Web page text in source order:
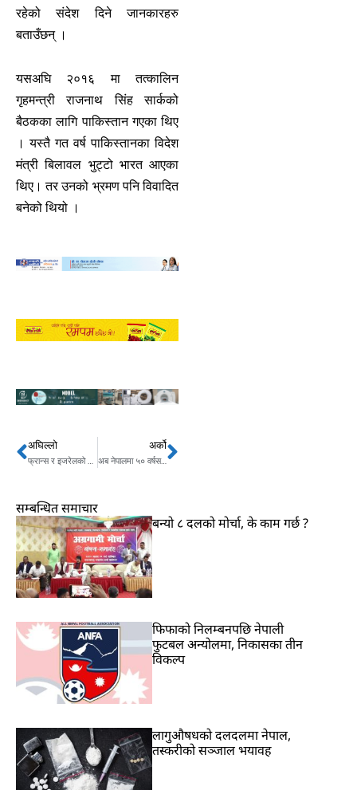
रहेको संदेश दिने जानकारहरु
बताउँछन् ।
यसअघि २०१६ मा तत्कालिन
गृहमन्त्री राजनाथ सिंह सार्कको
बैठकका लागि पाकिस्तान गएका थिए
। यस्तै गत वर्ष पाकिस्तानका विदेश
मंत्री बिलावल भुट्टो भारत आएका
थिए। तर उनको भ्रमण पनि विवादित
बनेको थियो ।
Prev
अघिल्लो
फ्रान्स र इजरेलको सम्बन्ध बिग्रियो, म्याक्रोनसँग नेतन्याहु भड्किए
अर्को
अब नेपालमा ५० वर्षसम्म एयरहोस्टेज, विश्वकै बृद्ध एयर होस्टेजको हुन् ?Next
सम्बन्धित समाचार
बन्यो ८ दलको मोर्चा, के काम गर्छ ?
फिफाको निलम्बनपछि नेपाली
फुटबल अन्योलमा, निकासका तीन
विकल्प
लागुऔषधको दलदलमा नेपाल,
तस्करीको सञ्जाल भयावह